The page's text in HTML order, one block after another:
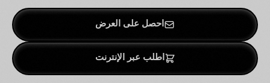
احصل على العرض
اطلب عبر الإنترنت